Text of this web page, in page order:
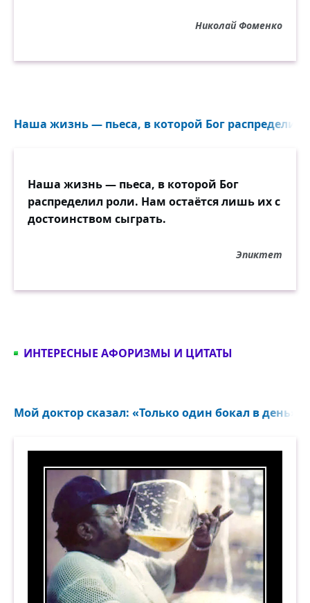
Николай Фоменко
Наша жизнь — пьеса, в которой Бог распределил
Наша жизнь — пьеса, в которой Бог
распределил роли. Нам остаётся лишь их с
достоинством сыграть.
Эпиктет
ИНТЕРЕСНЫЕ АФОРИЗМЫ И ЦИТАТЫ
Мой доктор сказал: «Только один бокал в день»...